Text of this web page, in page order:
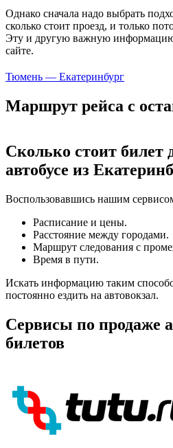
Однако сначала надо выбрать
сколько стоит проезд, и только
Эту и другую важную
сайте.
Тюмень — Екатеринбург
Маршрут рейса с
Сколько стоит билет
автобусе из
Воспользовавшись нашим
Расписание и цены.
Расстояние между городами.
Маршрут следования с
Время в пути.
Искать информацию таким
постоянно ездить на автовокзал.
Сервисы по продаже
билетов